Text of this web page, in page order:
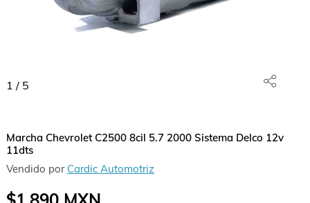
1 / 5
Marcha Chevrolet C2500 8cil 5.7 2000 Sistema Delco 12v
11dts
Vendido por Cardic Automotriz